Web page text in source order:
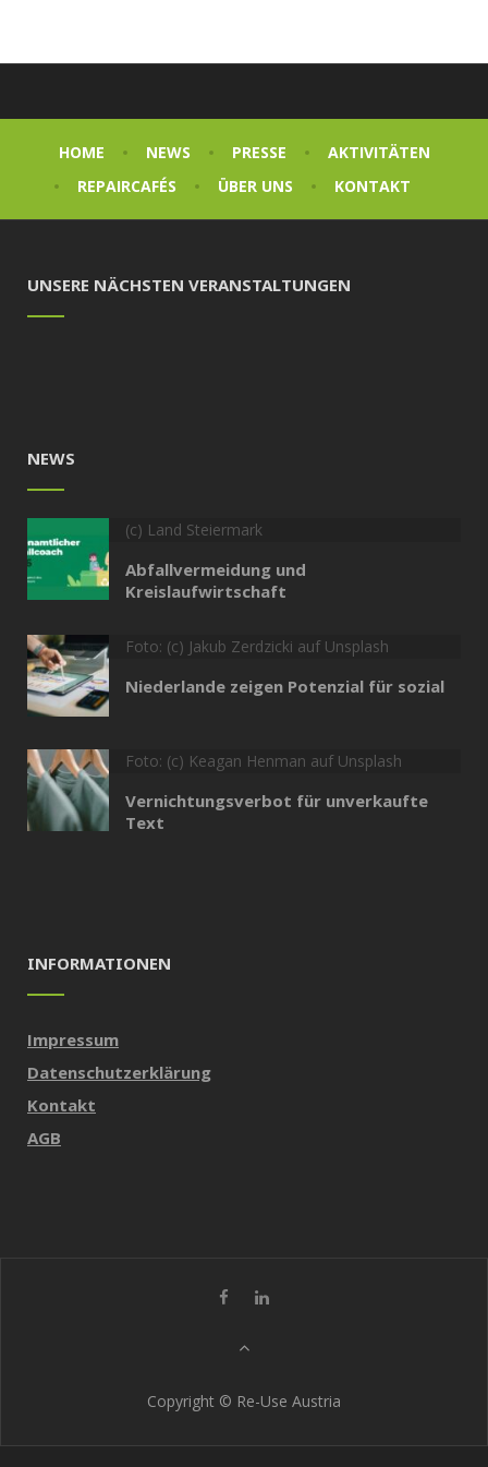
HOME NEWS PRESSE
AKTIVITÄTEN
REPAIRCAFÉS
ÜBER UNS KONTAKT
UNSERE NÄCHSTEN VERANSTALTUNGEN
NEWS
(c) Land Steiermark
Abfallvermeidung und
Kreislaufwirtschaft
Foto: (c) Jakub Zerdzicki auf Unsplash
Niederlande zeigen Potenzial für sozial
Foto: (c) Keagan Henman auf Unsplash
Vernichtungsverbot für unverkaufte
Text
INFORMATIONEN
Impressum
Datenschutzerklärung
Kontakt
AGB
Copyright © Re-Use Austria